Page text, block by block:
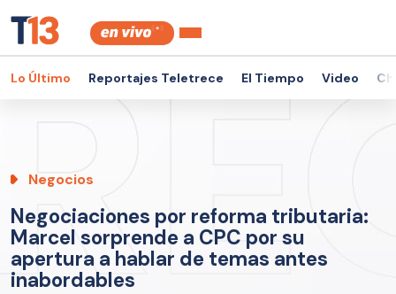
Lo Último Reportajes Teletrece El Tiempo Video
Negocios
Negociaciones por reforma tributaria:
Marcel sorprende a CPC por su
apertura a hablar de temas antes
inabordables